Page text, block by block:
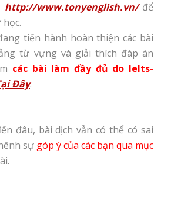
http://www.tonyenglish.vn/để
tiến hành hoàn thiện các bài
từ vựng và giải thích đáp án
các bài làm đầy đủ do Ielts-
Đây.
đâu, bài dịch vẫn có thể có sai
sự góp ý của các bạn qua mục